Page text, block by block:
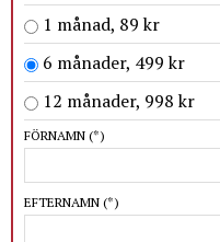
1 månad, 89 kr
6 månader, 499 kr
12 månader, 998 kr
FÖRNAMN (*)
EFTERNAMN (*)